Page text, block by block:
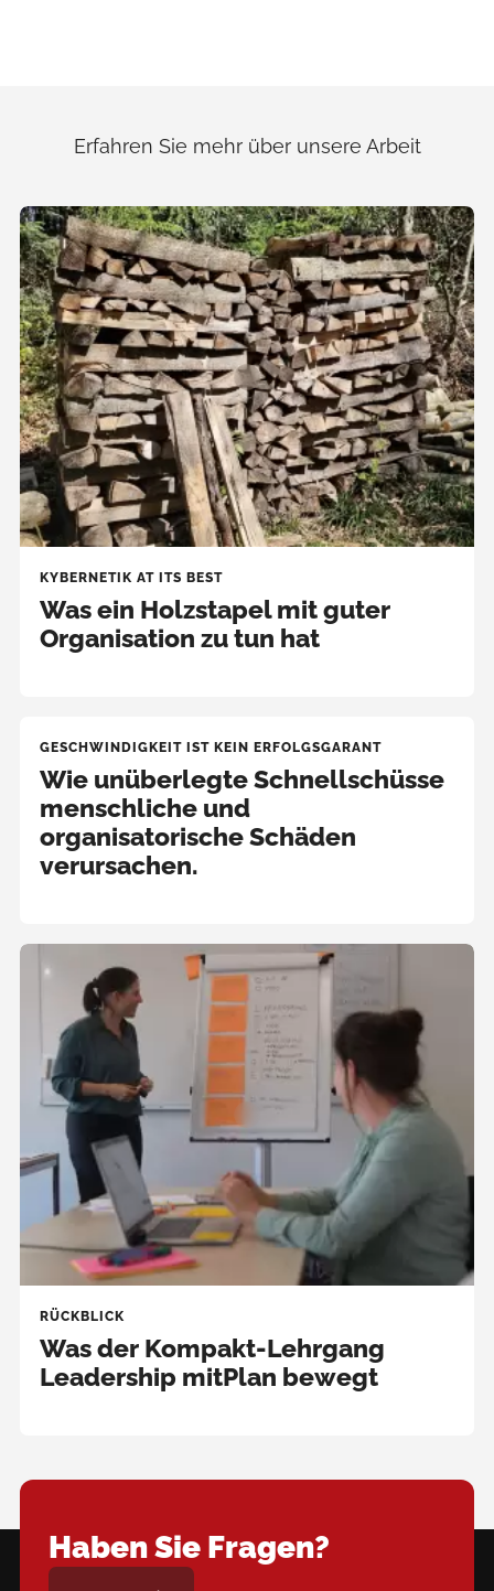
Erfahren Sie mehr über unsere Arbeit
KYBERNETIK AT ITS BEST
Was ein Holzstapel mit guter
Organisation zu tun hat
GESCHWINDIGKEIT IST KEIN ERFOLGSGARANT
Wie unüberlegte Schnellschüsse
menschliche und
organisatorische Schäden
verursachen.
RÜCKBLICK
Was der Kompakt-Lehrgang
Leadership mitPlan bewegt
Haben Sie Fragen?